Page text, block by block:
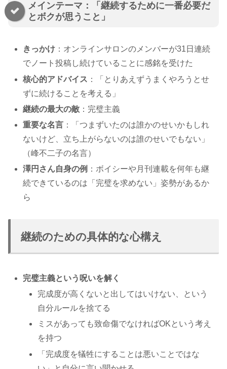
メインテーマ：「継続するために一番必要だ
とボクが思うこと」
きっかけ ：オンラインサロンのメンバーが31日連続
でノート投稿し続けていることに感銘を受けた
核心的アドバイス ：「とりあえずうまくやろうとせ
ずに続けることを考える」
継続の最大の敵 ：完璧主義
重要な名言 ：「つまずいたのは誰かのせいかもしれ
ないけど、立ち上がらないのは誰のせいでもない」
（峰不二子の名言）
澤円さん自身の例 ：ボイシーや月刊連載を何年も継
続できているのは「完璧を求めない」姿勢があるか
ら
継続のための具体的な心構え
完璧主義という呪いを解く
完成度が高くないと出してはいけない、という
自分ルールを捨てる
ミスがあっても致命傷でなければOKという考え
を持つ
「完成度を犠牲にすることは悪いことではな